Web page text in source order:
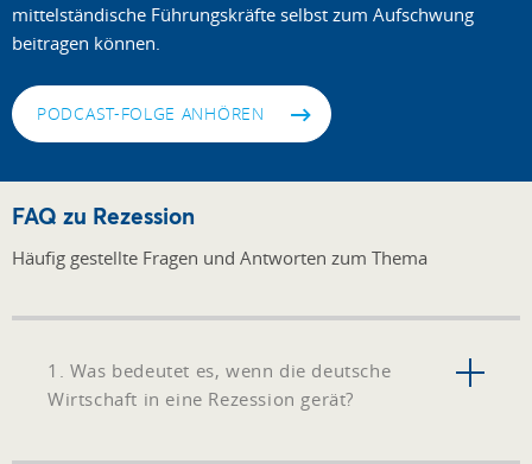
mittelständische Führungskräfte selbst zum Aufschwung
beitragen können.
PODCAST-FOLGE ANHÖREN
FAQ zu Rezession
Häufig gestellte Fragen und Antworten zum Thema
1. Was bedeutet es, wenn die deutsche
Wirtschaft in eine Rezession gerät?